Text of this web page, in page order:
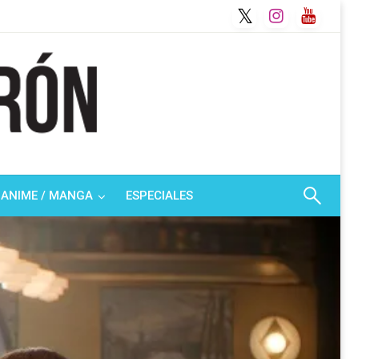
ANIME / MANGA ESPECIALES